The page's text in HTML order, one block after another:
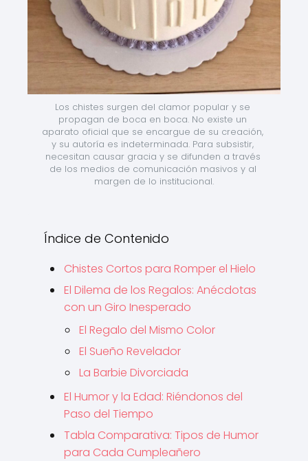
Los chistes surgen del clamor popular y se
propagan de boca en boca. No existe un
aparato oficial que se encargue de su creación,
y su autoría es indeterminada. Para subsistir,
necesitan causar gracia y se difunden a través
de los medios de comunicación masivos y al
margen de lo institucional.
Índice de Contenido
Chistes Cortos para Romper el Hielo
El Dilema de los Regalos: Anécdotas
con un Giro Inesperado
El Regalo del Mismo Color
El Sueño Revelador
La Barbie Divorciada
El Humor y la Edad: Riéndonos del
Paso del Tiempo
Tabla Comparativa: Tipos de Humor
para Cada Cumpleañero